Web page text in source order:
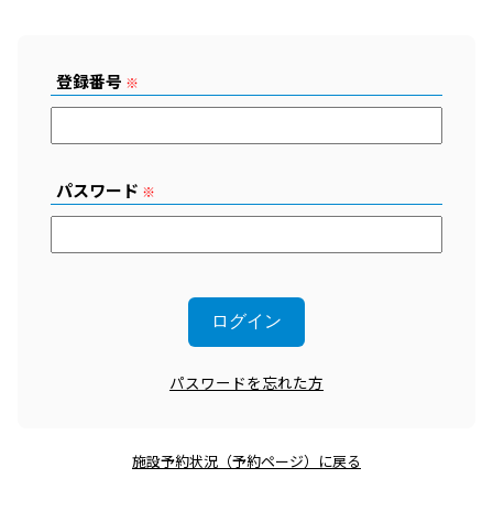
登録番号 ※
パスワード ※
パスワードを忘れた方
施設予約状況（予約ページ）に戻る